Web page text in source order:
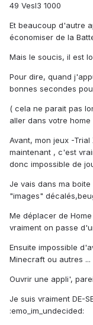
49 Vesl3 1000
Et beaucoup d'autre
économiser de la
Mais le soucis, il est
Pour dire, quand
bonnes secondes
( cela ne parait pas
aller dans votre
Avant, mon jeux -
maintenant , c'est
donc impossible de
Je vais dans ma boite
"images"
Me déplacer de
vraiment on passe
Ensuite impossible
Minecraft ou autres ...
Ouvrir une appli',
Je suis vraiment DE-
:emo_im_undecided: